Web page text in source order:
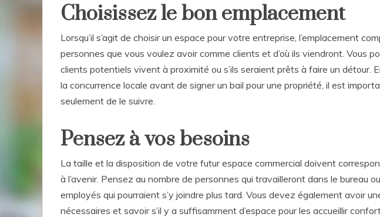
Choisissez le bon emplacement
Lorsqu’il s’agit de choisir un espace pour votre entreprise, l’emplacement
personnes que vous voulez avoir comme clients et d’où ils viendront. Vous
clients potentiels vivent à proximité ou s’ils seraient prêts à faire un détour.
la concurrence locale avant de signer un bail pour une propriété, il est
seulement de le suivre.
Pensez à vos besoins
La taille et la disposition de votre futur espace commercial doivent
à l’avenir. Pensez au nombre de personnes qui travailleront dans le bureau
employés qui pourraient s’y joindre plus tard. Vous devez également avoir
nécessaires et savoir s’il y a suffisamment d’espace pour les accueillir